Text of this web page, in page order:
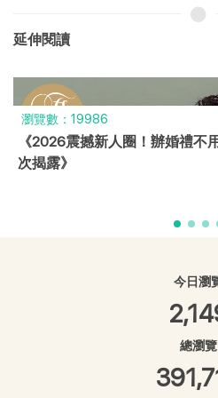
延伸閱讀
瀏覽數：18752
【登記結婚日怎麼選？】2026
全攻略！
今日瀏
總瀏覽